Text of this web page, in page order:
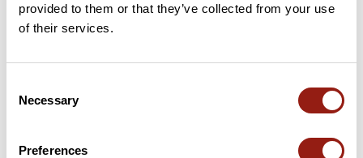
provided to them or that they’ve collected from your use
of their services.
Selection
Necessary
Preferences
Ajouter un avis
Résumé
Découvrez ce parcours de course à pied de 42,4 km à
de 320m. Prévoyez environ 5 heures et 39 minutes pour